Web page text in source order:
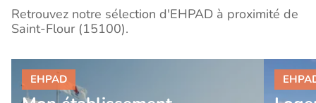
Retrouvez notre sélection d'EHPAD à proximité de
Saint-Flour (15100).